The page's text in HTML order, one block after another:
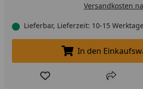
Versandkosten
Lieferbar, Lieferzeit: 10-15
In den
In den
Produkt zur Wunschliste
Teilen